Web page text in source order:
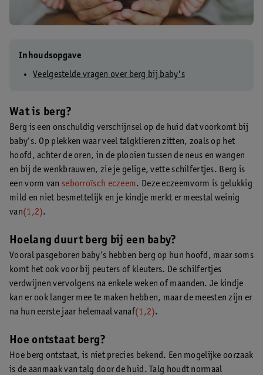
Inhoudsopgave
Veelgestelde vragen over berg bij baby's
Wat is berg?
Berg is een onschuldig verschijnsel op de huid dat voorkomt bij
baby’s. Op plekken waar veel talgklieren zitten, zoals op het
hoofd, achter de oren, in de plooien tussen de neus en wangen
en bij de wenkbrauwen, zie je gelige, vette schilfertjes. Berg is
een vorm van seborroïsch eczeem. Deze eczeemvorm is gelukkig
mild en niet besmettelijk en je kindje merkt er meestal weinig
van(1,2).
Hoelang duurt berg bij een baby?
Vooral pasgeboren baby’s hebben berg op hun hoofd, maar soms
komt het ook voor bij peuters of kleuters. De schilfertjes
verdwijnen vervolgens na enkele weken of maanden. Je kindje
kan er ook langer mee te maken hebben, maar de meesten zijn er
na hun eerste jaar helemaal vanaf(1,2).
Hoe ontstaat berg?
Hoe berg ontstaat, is niet precies bekend. Een mogelijke oorzaak
is de aanmaak van talg door de huid. Talg houdt normaal